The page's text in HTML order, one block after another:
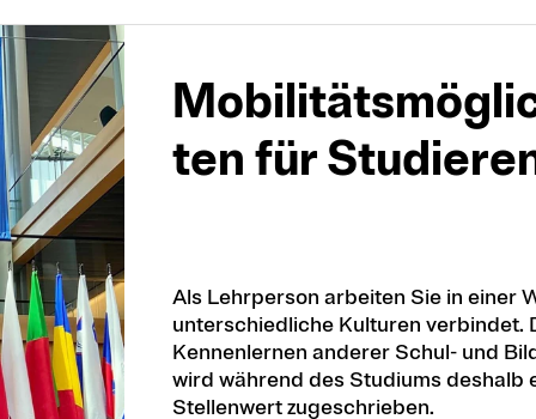
ten für
Als Lehrperson arbeiten Sie in einer
unterschiedliche Kulturen verbindet.
Kennenlernen anderer Schul- und
wird während des Studiums deshalb
Stellenwert zugeschrieben.